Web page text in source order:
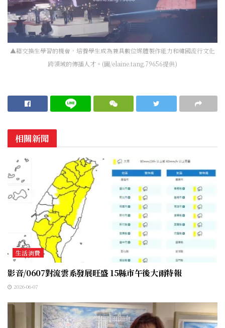
▲藉交換生學習的機會，培養學生成為兼具數位媒體製作能力和韓國流行文化
跨領域的傳播人才。(圖/elaine.tang.79656提供)
相關新聞
生活消費
影音/0607對流雲系發展旺盛 15縣市午後大雨特報
2026-06-07